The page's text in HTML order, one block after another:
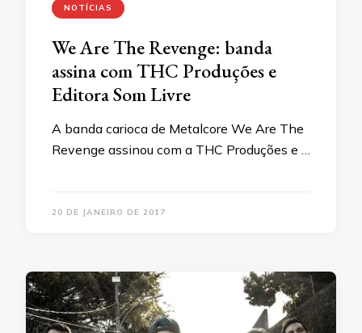
NOTÍCIAS
We Are The Revenge: banda
assina com THC Produções e
Editora Som Livre
A banda carioca de Metalcore We Are The
Revenge assinou com a THC Produções e …
20 DE JANEIRO DE 2017